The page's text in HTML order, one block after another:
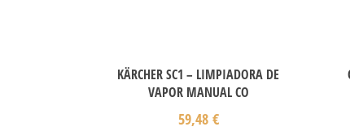
KÄRCHER SC1 – LIMPIADORA DE
VAPOR MANUAL CO
59,48 €